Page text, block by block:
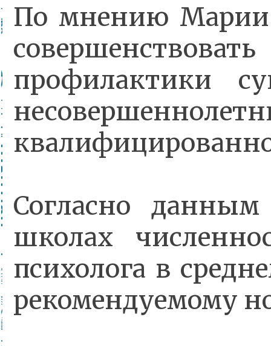
По мнению Марии
профилактики
Согласно
школах
психолога в
рекомендуемому